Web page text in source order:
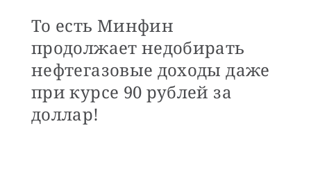
То есть Минфин
продолжает недобирать
нефтегазовые доходы даже
при курсе 90 рублей за
доллар!